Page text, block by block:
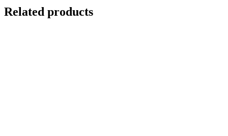
Related products